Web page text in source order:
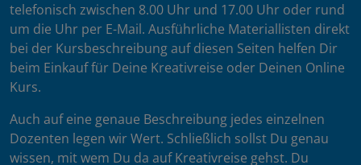
telefonisch zwischen 8.00 Uhr und 17.00 Uhr oder rund
um die Uhr per E-Mail. Ausführliche Materiallisten direkt
bei der Kursbeschreibung auf diesen Seiten helfen Dir
beim Einkauf für Deine Kreativreise oder Deinen Online
Kurs.
Auch auf eine genaue Beschreibung jedes einzelnen
Dozenten legen wir Wert. Schließlich sollst Du genau
wissen, mit wem Du da auf Kreativreise gehst. Du